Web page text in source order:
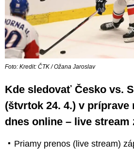
Foto: Kredit: ČTK / Ožana Jaroslav
Kde sledovať Česko vs.
(štvrtok 24. 4.) v príprave
dnes online – live stream
Priamy prenos (live stream)